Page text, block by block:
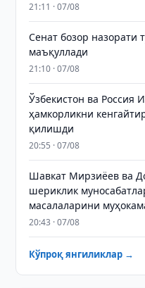
21:11 · 07/08
Сенат бозор назорати
маъқуллади
21:10 · 07/08
Ўзбекистон ва Россия
ҳамкорликни
қилишди
20:55 · 07/08
Шавкат Мирзиёев ва
шериклик
масалаларини
20:43 · 07/08
Кўпроқ янгиликлар →